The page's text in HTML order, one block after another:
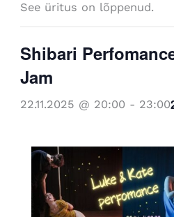
See üritus on lõppenud.
Shibari
Jam
22.11.2025 @ 20:00 - 23:00